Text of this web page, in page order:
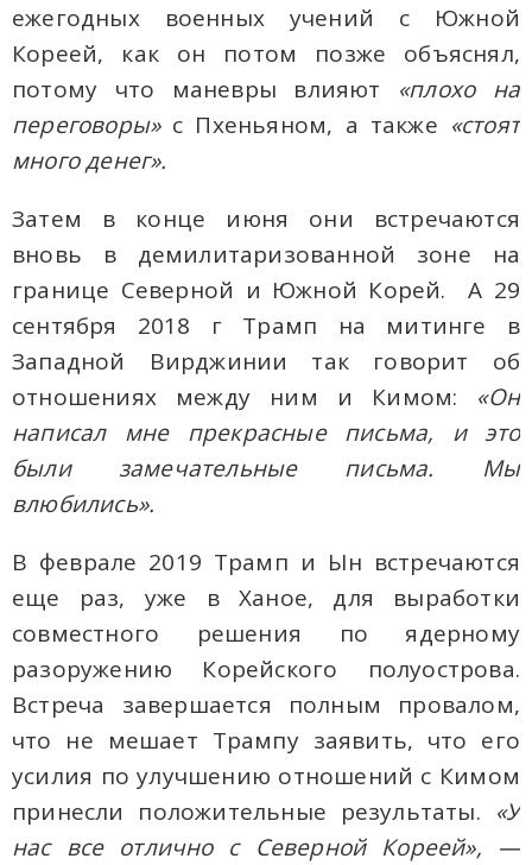
ежегодных военных учений с Южной
Кореей, как он потом позже объяснял,
потому что маневры влияют «плохо на
переговоры»с Пхеньяном, а также «стоят
много денег».
Затем в конце июня они встречаются
вновь в демилитаризованной зоне на
границе Северной и Южной Корей. А 29
сентября 2018 г Трамп на митинге в
Западной Вирджинии так говорит об
отношениях между ним и Кимом: «Он
написал мне прекрасные письма, и это
были замечательные письма. Мы
влюбились».
В феврале 2019 Трамп и Ын встречаются
еще раз, уже в Ханое, для выработки
совместного решения по ядерному
разоружению Корейского полуострова.
Встреча завершается полным провалом,
что не мешает Трампу заявить, что его
усилия по улучшению отношений с Кимом
принесли положительные результаты. «У
нас все отлично с Северной Кореей», —